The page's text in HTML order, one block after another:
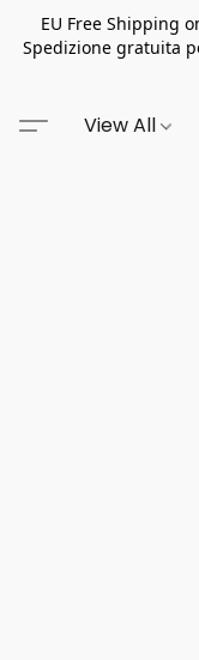
EU Free Shipping
Spedizione gratuita
View All